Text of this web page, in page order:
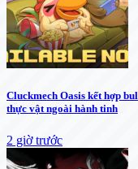
Cluckmech Oasis kết hợp
thực vật ngoài hành tinh
2 giờ trước